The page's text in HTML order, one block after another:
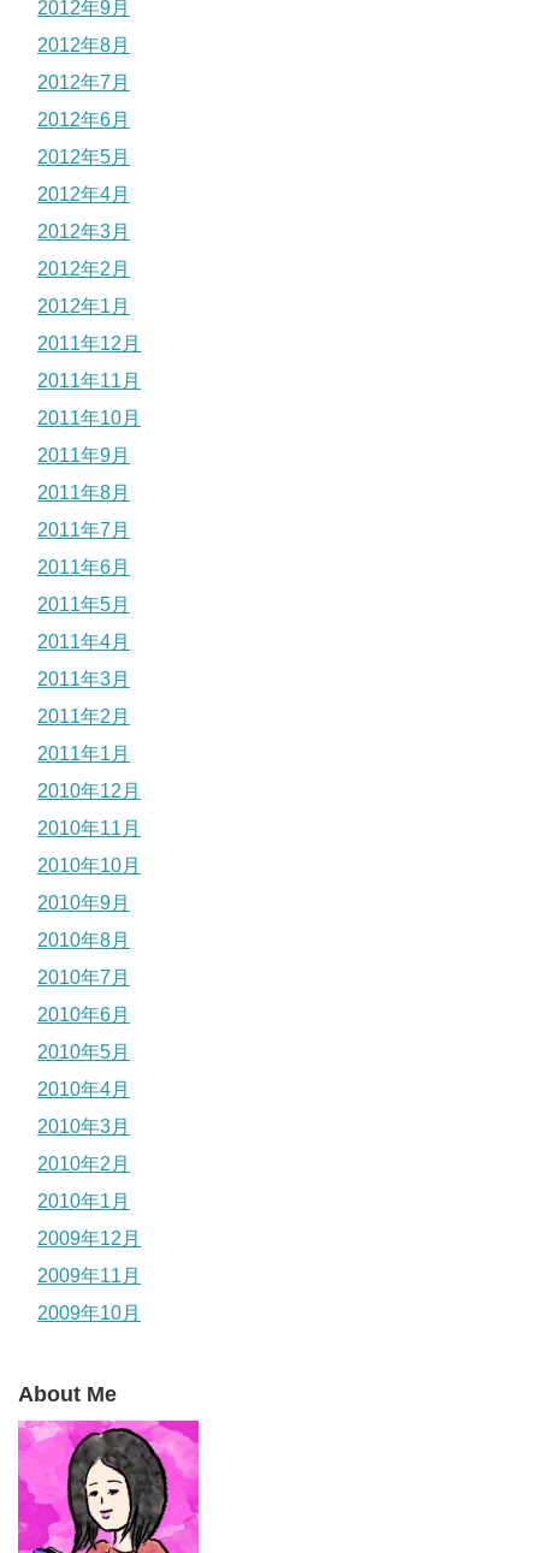
2012年9月
2012年8月
2012年7月
2012年6月
2012年5月
2012年4月
2012年3月
2012年2月
2012年1月
2011年12月
2011年11月
2011年10月
2011年9月
2011年8月
2011年7月
2011年6月
2011年5月
2011年4月
2011年3月
2011年2月
2011年1月
2010年12月
2010年11月
2010年10月
2010年9月
2010年8月
2010年7月
2010年6月
2010年5月
2010年4月
2010年3月
2010年2月
2010年1月
2009年12月
2009年11月
2009年10月
About Me